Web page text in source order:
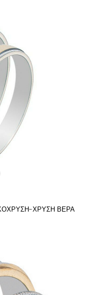
ΧΡΥΣΗ ΒΕΡΑ